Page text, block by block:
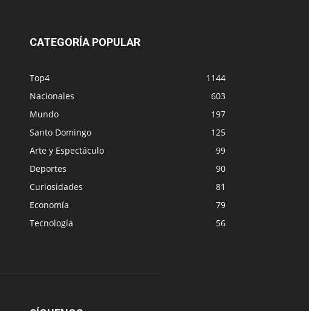
CATEGORÍA POPULAR
Top4
1144
Nacionales
603
Mundo
197
Santo Domingo
125
Arte y Espectáculo
99
Deportes
90
Curiosidades
81
Economía
79
Tecnología
56